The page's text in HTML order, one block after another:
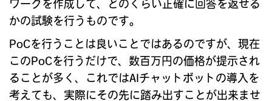
ワークを作成して、どのくらい正確に回答を返せる
かの試験を行うものです。
PoCを行うことは良いことではあるのですが、現在
このPoCを行うだけで、数百万円の価格が提示され
ることが多く、これではAIチャットボットの導入を
考えても、実際にその先に踏み出すことが出来ませ